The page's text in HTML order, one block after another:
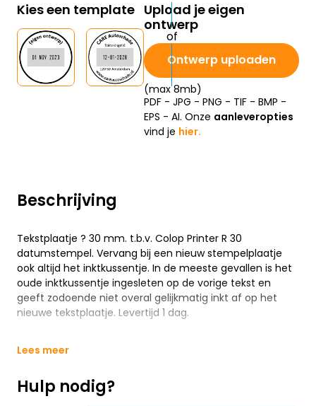
Beschrijving
Tekstplaatje ? 30 mm. t.b.v. Colop Printer R 30
datumstempel. Vervang bij een nieuw stempelplaatje
ook altijd het inktkussentje. In de meeste gevallen is het
oude inktkussentje ingesleten op de vorige tekst en
geeft zodoende niet overal gelijkmatig inkt af op het
nieuwe tekstplaatje. Levertijd 1 dag.
Lees meer
Hulp nodig?
Kies een template Upload je eigen
ontwerp
Ontwerp uploaden
(max 8mb)
PDF - JPG - PNG - TIF - BMP -
EPS - AI. Onze aanleveropties
vind je hier.